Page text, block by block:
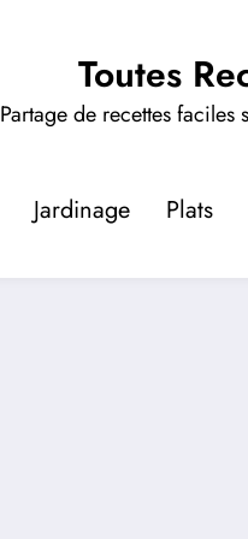
Toutes
Partage de recettes faciles
Jardinage Plats